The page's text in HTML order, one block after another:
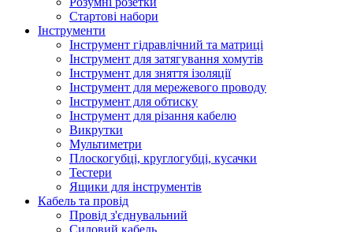
Стартові набори
Інструменти
Інструмент гідравлічний та матриці
Інструмент для затягування хомутів
Інструмент для зняття ізоляції
Інструмент для мережевого проводу
Інструмент для обтиску
Інструмент для різання кабелю
Викрутки
Мультиметри
Плоскогубці, круглогубці, кусачки
Тестери
Ящики для інструментів
Кабель та провід
Провід з'єднувальний
Силовий кабель